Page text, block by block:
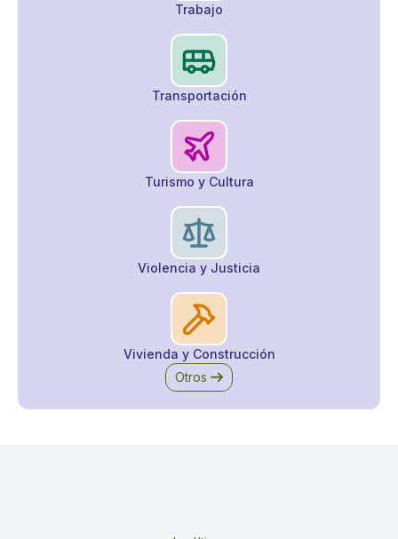
Trabajo
Transportación
Turismo y Cultura
Violencia y Justicia
Vivienda y Construcción
Otros 